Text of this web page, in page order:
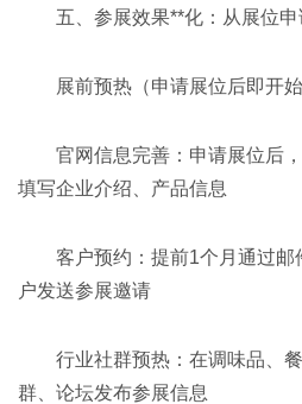
五、参展效果**化：从展位
展前预热（申请展位后即开始
官网信息完善：申请展位后
填写企业介绍、产品信息
客户预约：提前1个月通过
户发送参展邀请
行业社群预热：在调味品、
群、论坛发布参展信息